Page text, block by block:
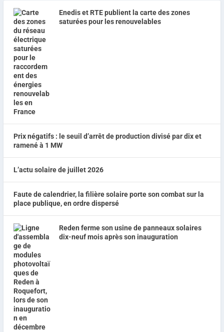
Enedis et RTE publient la carte des zones
saturées pour les renouvelables
Prix négatifs : le seuil d’arrêt de production divisé par dix et
ramené à 1 MW
L’actu solaire de juillet 2026
Faute de calendrier, la filière solaire porte son combat sur la
place publique, en ordre dispersé
Reden ferme son usine de panneaux solaires
dix-neuf mois après son inauguration